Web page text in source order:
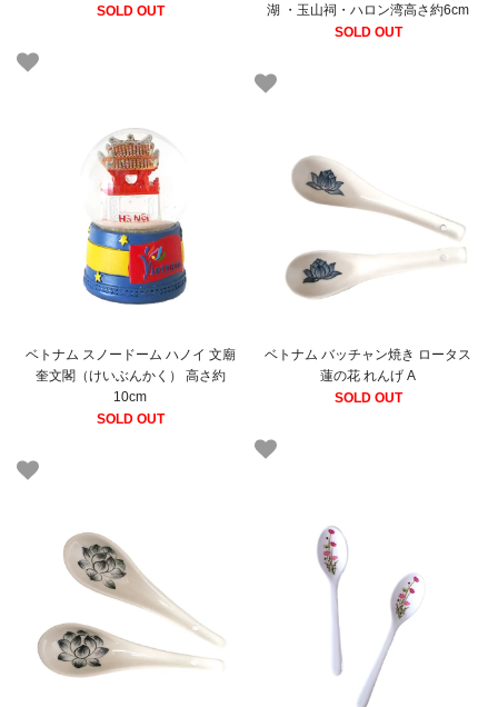
SOLD OUT
湖 ・玉山祠・ハロン湾高さ約6cm
SOLD OUT
ベトナム スノードーム ハノイ 文廟
奎文閣（けいぶんかく） 高さ約
10cm
SOLD OUT
ベトナム バッチャン焼き ロータス
蓮の花 れんげ A
SOLD OUT